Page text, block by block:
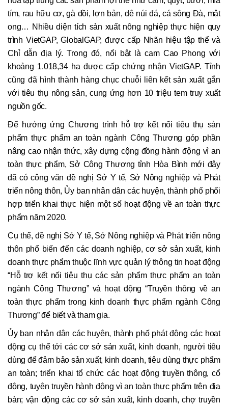
tím, rau hữu cơ, gà đồi, lợn bản, dê núi đá, cá sông Đà, mật
ong… Nhiều diện tích sản xuất nông nghiệp thực hiện quy
trình VietGAP, GlobalGAP, được cấp Nhãn hiệu tập thể và
Chỉ dẫn địa lý. Trong đó, nổi bật là cam Cao Phong với
khoảng 1.018,34 ha được cấp chứng nhận VietGAP. Tỉnh
cũng đã hình thành hàng chục chuỗi liên kết sản xuất gắn
với tiêu thụ nông sản, cung ứng hơn 10 triệu tem truy xuất
nguồn gốc.
Để hưởng ứng Chương trình hỗ trợ kết nối tiêu thụ sản
phẩm thực phẩm an toàn ngành Công Thương góp phần
nâng cao nhận thức, xây dựng cộng đồng hành động vì an
toàn thực phẩm, Sở Công Thương tỉnh Hòa Bình mới đây
đã có công văn đề nghị Sở Y tế, Sở Nông nghiệp và Phát
triển nông thôn, Ủy ban nhân dân các huyện, thành phố phối
hợp triển khai thực hiện một số hoạt động về an toàn thực
phẩm năm 2020.
Cụ thể, đề nghị Sở Y tế, Sở Nông nghiệp và Phát triển nông
thôn phổ biến đến các doanh nghiệp, cơ sở sản xuất, kinh
doanh thực phẩm thuộc lĩnh vực quản lý thông tin hoạt động
“Hỗ trợ kết nối tiêu thụ các sản phẩm thực phẩm an toàn
ngành Công Thương” và hoạt động “Truyền thông về an
toàn thực phẩm trong kinh doanh thực phẩm ngành Công
Thương” để biết và tham gia.
Ủy ban nhân dân các huyện, thành phố phát động các hoạt
động cụ thể tới các cơ sở sản xuất, kinh doanh, người tiêu
dùng để đảm bảo sản xuất, kinh doanh, tiêu dùng thực phẩm
an toàn; triển khai tổ chức các hoạt động truyền thông, cổ
động, tuyên truyền hành động vì an toàn thực phẩm trên địa
bàn; vận động các cơ sở sản xuất, kinh doanh, chợ truyền